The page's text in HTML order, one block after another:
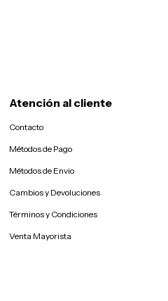
Atención al cliente
Contacto
Métodos de Pago
Métodos de Envio
Cambios y Devoluciones
Términos y Condiciones
Venta Mayorista